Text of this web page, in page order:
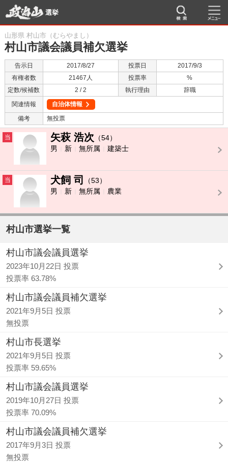
選挙
山形県 村山市（むらやまし）
村山市議会議員補欠選挙
告示日 2017/8/27 投票日
2017/9/3
有権者数
21467人 投票率
%
定数/候補数
2 / 2 執行理由
辞職
関連情報
自治体情報
備考
無投票
当 矢萩 浩次 （54）
男
新 無所属 建築士
当 犬飼 司
（53）
男
新 無所属 農業
村山市選挙一覧
村山市議会議員選挙
2023年10月22日 投票
投票率 63.78%
村山市議会議員補欠選挙
2021年9月5日 投票
無投票
村山市長選挙
2021年9月5日 投票
投票率 59.65%
村山市議会議員選挙
2019年10月27日 投票
投票率 70.09%
村山市議会議員補欠選挙
2017年9月3日 投票
無投票